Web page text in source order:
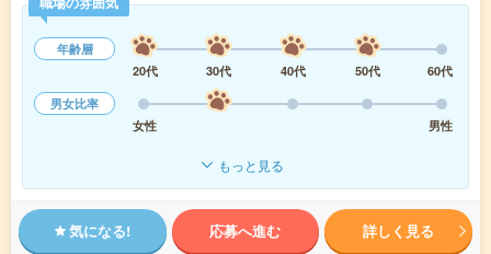
年齢層
20代
30代 40代 50代
60代
男女比率
女性
男性
もっと見る
気になる! 応募へ進む 詳しく見る